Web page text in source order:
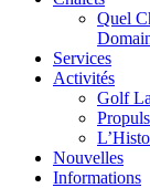
Quel
Services
Activités
Golf
Nouvelles
Informations